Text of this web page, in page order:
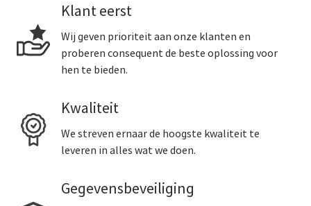
Klant eerst
Wij geven prioriteit aan onze klanten en
proberen consequent de beste oplossing voor
hen te bieden.
Kwaliteit
We streven ernaar de hoogste kwaliteit te
leveren in alles wat we doen.
Gegevensbeveiliging